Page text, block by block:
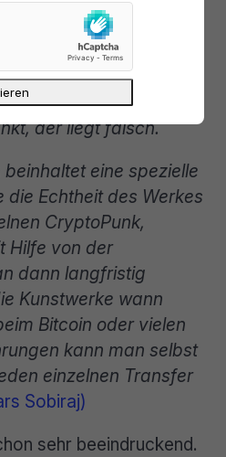
Die Echtheit von einem
eine Ethereum-
jetzt an BitPanda
oder etwa Krypto-
der liegt falsch.
eine spezielle
die Echtheit des Werkes
CryptoPunk,
Hilfe von der
dann langfristig
Kunstwerke wann
Bitcoin oder vielen
kann man selbst
einzelnen Transfer
Sobiraj)
sehr beeindruckend.